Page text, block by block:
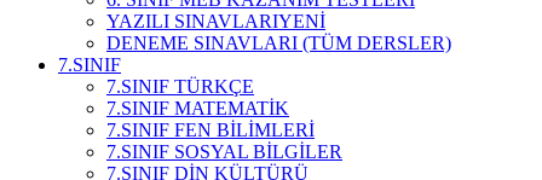
YAZILI SINAVLARIYENİ
DENEME SINAVLARI (TÜM DERSLER)
7.SINIF
7.SINIF TÜRKÇE
7.SINIF MATEMATİK
7.SINIF FEN BİLİMLERİ
7.SINIF SOSYAL BİLGİLER
7.SINIF DİN KÜLTÜRÜ